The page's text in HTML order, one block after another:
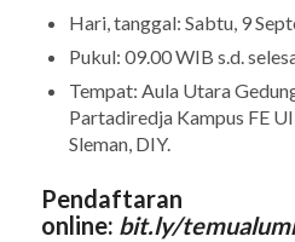
Hari, tanggal: Sabtu, 9
Pukul: 09.00 WIB s.d.
Tempat: Aula Utara
Partadiredja Kampus FE
Sleman, DIY.
Pendaftaran
online: bit.ly/